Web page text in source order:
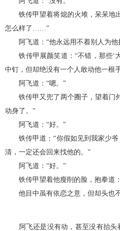
铁传甲望着将熄的火堆，呆呆地
怎么样了……”
阿飞道：“他永远用不着别人为他
铁传甲展颜笑道：“不错，那些‘
中钉，但却绝没有一个人敢动他一根
阿飞道：“嗯。”
铁传甲又兜了两个圈子，望着门
动身了。”
阿飞道：“好。”
铁传甲道：“你假如见到我家少爷
清，一定还会回来找他的。”
阿飞道：“好。”
铁传甲望着他瘦削的脸，抱拳道
他目中虽有依恋之意，但却头也不
阿飞还是没有动，甚至没有抬头